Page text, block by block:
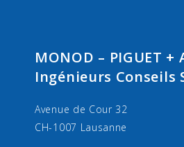
MONOD – PIGUET +
Ingénieurs Conseils
Avenue de Cour 32
CH-1007 Lausanne